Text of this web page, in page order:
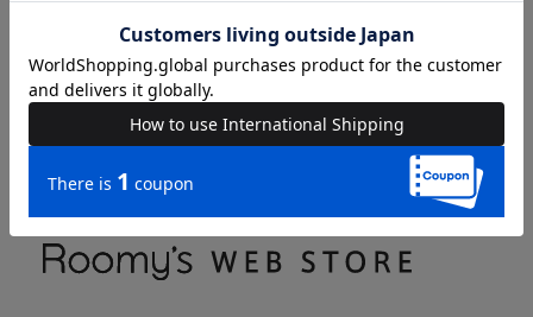
GUIDE & HELP